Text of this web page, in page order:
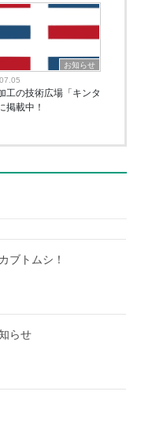
お知らせ
工の技術広場「キンタ
掲載中！
ブトムシ！
らせ